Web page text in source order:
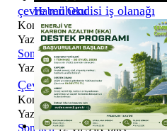
Haberi Oku
çevre mühendisi iş olanağı
Konu başlatıldı 11 yıl 9 ay önce,
Yazan:engin_23
Son ileti11 yıl 9 ay önce
Yazan:engin_23
Çevre Mühendisi İş İlanı
Konu başlatıldı 12 yıl 3 ay önce,
Yazan:ilk_nur
Son ileti12 yıl 3 ay önce